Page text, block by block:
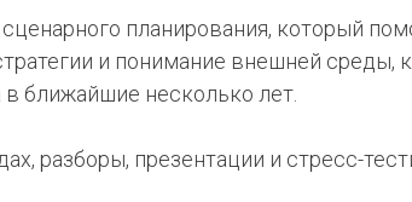
планирования, который
и понимание внешней среды,
ближайшие несколько лет.
разборы, презентации и стресс-